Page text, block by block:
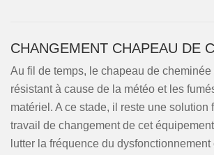
CHANGEMENT CHAPEAU DE
Au fil de temps, le chapeau de
résistant à cause de la météo et les
matériel. A ce stade, il reste une solution
travail de changement de cet
lutter la fréquence du